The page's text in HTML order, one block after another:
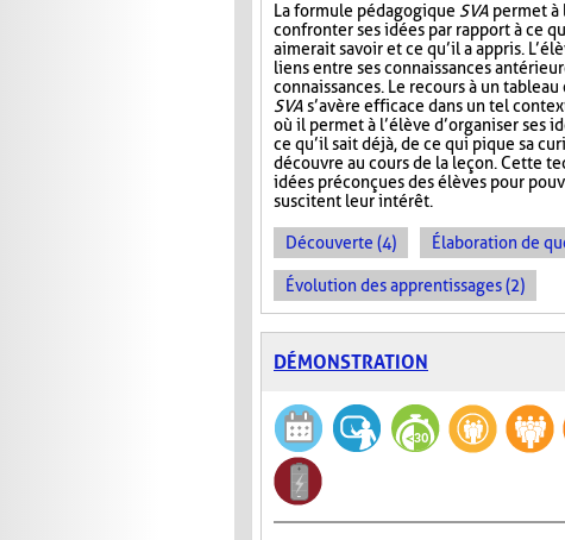
La formule pédagogique SVA permet à
confronter ses idées par rapport à ce
aimerait savoir et ce qu’il a appris.
liens entre ses connaissances
connaissances. Le recours à un
SVAs’avère efficace dans un tel
où il permet à l’élève d’organiser ses
ce qu’il sait déjà, de ce qui pique sa
découvre au cours de la leçon. Cette
idées préconçues des élèves pour
suscitent leur intérêt.
Découverte (4) Élaboration de
Évolution des apprentissages (2)
DÉMONSTRATION